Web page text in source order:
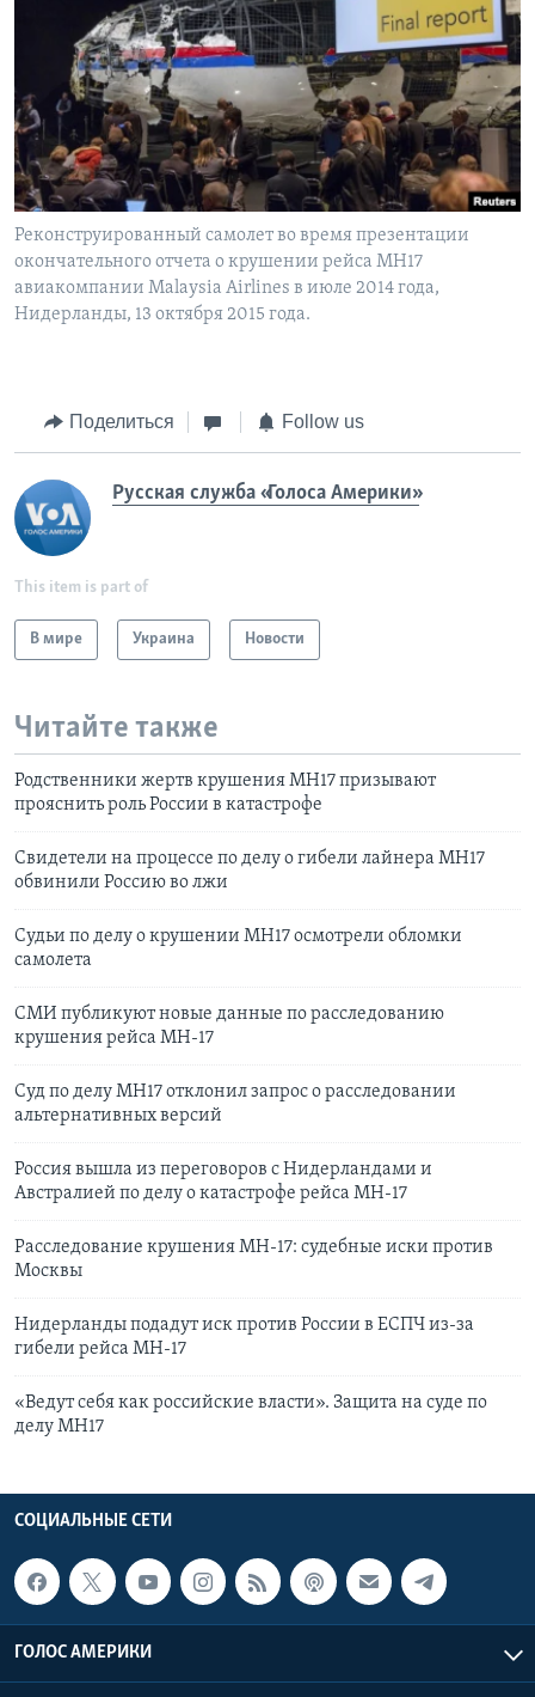
Реконструированный самолет во время презентации
окончательного отчета о крушении рейса MH17
авиакомпании Malaysia Airlines в июле 2014 года,
Нидерланды, 13 октября 2015 года.
Поделиться Follow us
Русская служба «Голоса Америки»
This item is part of
В мире Украина Новости
Читайте также
Родственники жертв крушения МН17 призывают
прояснить роль России в катастрофе
Свидетели на процессе по делу о гибели лайнера MH17
обвинили Россию во лжи
Судьи по делу о крушении MH17 осмотрели обломки
самолета
СМИ публикуют новые данные по расследованию
крушения рейса MH-17
Суд по делу MH17 отклонил запрос о расследовании
альтернативных версий
Россия вышла из переговоров с Нидерландами и
Австралией по делу о катастрофе рейса МН-17
Расследование крушения MH-17: судебные иски против
Москвы
Нидерланды подадут иск против России в ЕСПЧ из-за
гибели рейса MH-17
«Ведут себя как российские власти». Защита на суде по
делу MH17
СОЦИАЛЬНЫЕ СЕТИ
ГОЛОС АМЕРИКИ